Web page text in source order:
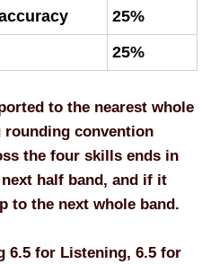
25%
25%
to the nearest whole
convention
the four skills ends in
half band, and if it
to the next whole band.
6.5 for Listening, 6.5 for